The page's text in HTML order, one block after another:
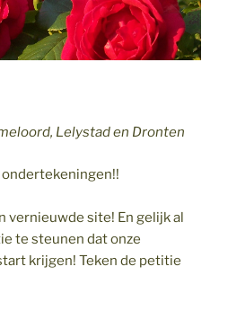
Lelystad en Dronten
ondertekeningen!!
vernieuwde site! En gelijk al
te steunen dat onze
krijgen! Teken de petitie